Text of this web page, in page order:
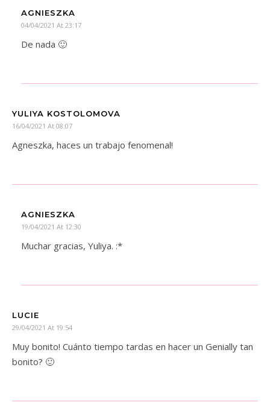
AGNIESZKA
04/04/2021 At 23:17
De nada 🙂
YULIYA KOSTOLOMOVA
16/04/2021 At 08:07
Agneszka, haces un trabajo fenomenal!
AGNIESZKA
19/04/2021 At 12:30
Muchar gracias, Yuliya. :*
LUCIE
29/04/2021 At 19:54
Muy bonito! Cuánto tiempo tardas en hacer un Genially tan
bonito? 🙂